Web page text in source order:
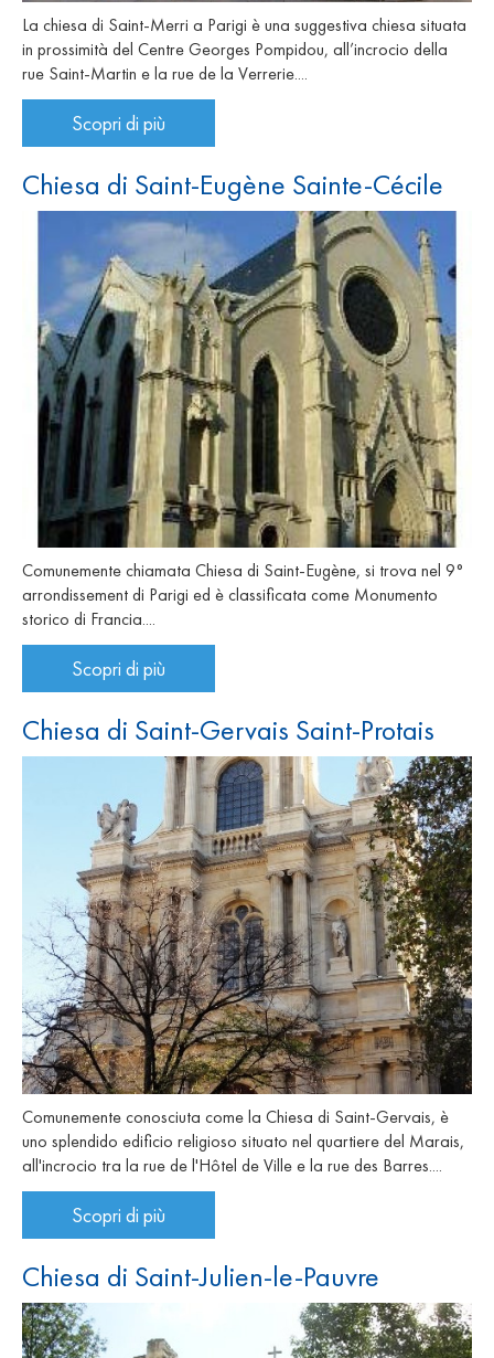
La chiesa di Saint-Merri a Parigi è una suggestiva chiesa situata
in prossimità del Centre Georges Pompidou, all’incrocio della
rue Saint-Martin e la rue de la Verrerie....
Scopri di più
Chiesa di Saint-Eugène Sainte-Cécile
Comunemente chiamata Chiesa di Saint-Eugène, si trova nel 9°
arrondissement di Parigi ed è classificata come Monumento
storico di Francia....
Scopri di più
Chiesa di Saint-Gervais Saint-Protais
Comunemente conosciuta come la Chiesa di Saint-Gervais, è
uno splendido edificio religioso situato nel quartiere del Marais,
all'incrocio tra la rue de l'Hôtel de Ville e la rue des Barres....
Scopri di più
Chiesa di Saint-Julien-le-Pauvre